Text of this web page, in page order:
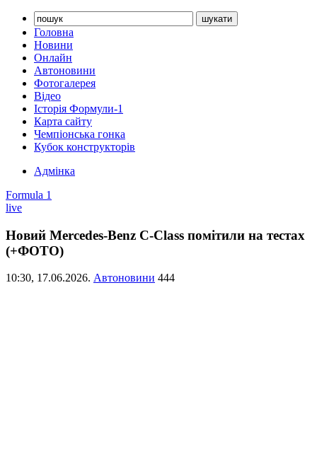
Головна
Новини
Онлайн
Автоновини
Фотогалерея
Відео
Історія Формули-1
Карта сайту
Чемпіонська гонка
Кубок конструкторів
Адмінка
Formula 1
live
Новий Mercedes-Benz C-Class помітили на тестах
(+ФОТО)
10:30, 17.06.2026. Автоновини 444